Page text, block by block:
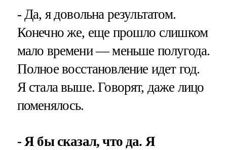
- Да, я довольна результатом.
Конечно же, еще прошло слишком
мало времени — меньше полугода.
Полное восстановление идет год.
Я стала выше. Говорят, даже лицо
поменялось.
- Я бы сказал, что да. Я